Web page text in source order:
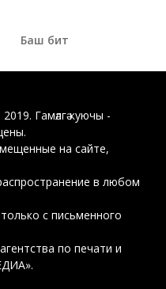
Баш бит
Гамәлгә куючы -
на сайте,
в любом
с письменного
по печати и